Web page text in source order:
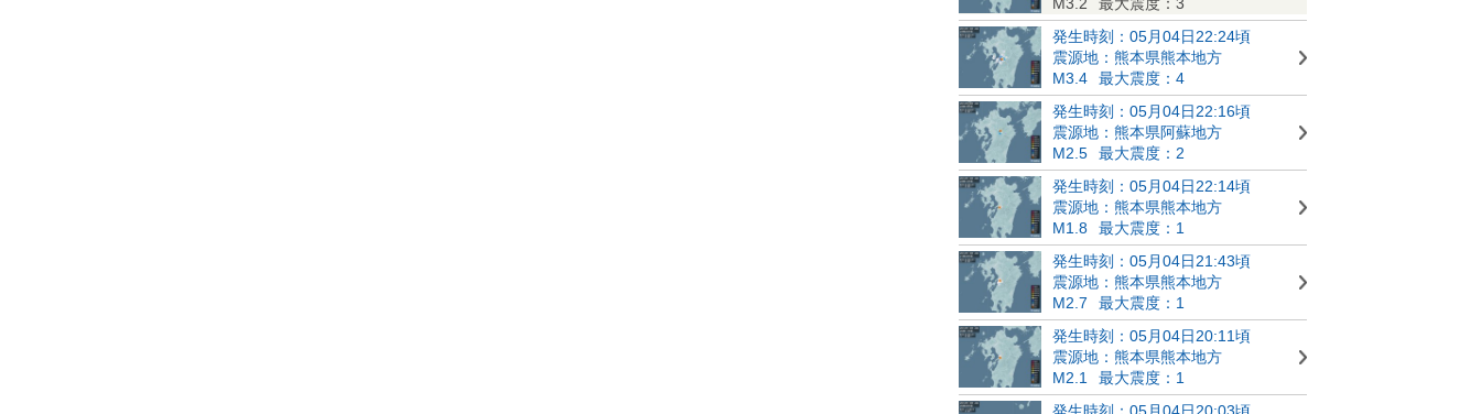
発生時刻：05月04日22:24頃
震源地：熊本県熊本地方
M3.4
最大震度：4
発生時刻：05月04日22:16頃
震源地：熊本県阿蘇地方
M2.5
最大震度：2
発生時刻：05月04日22:14頃
震源地：熊本県熊本地方
M1.8
最大震度：1
発生時刻：05月04日21:43頃
震源地：熊本県熊本地方
M2.7
最大震度：1
発生時刻：05月04日20:11頃
震源地：熊本県熊本地方
M2.1
最大震度：1
発生時刻：05月04日20:03頃